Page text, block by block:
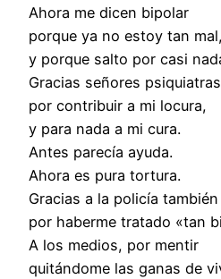
Ahora me dicen bipolar
porque ya no estoy tan mal,
y porque salto por casi
Gracias señores psiquiatras
por contribuir a mi locura,
y para nada a mi cura.
Antes parecía ayuda.
Ahora es pura tortura.
Gracias a la policía también
por haberme tratado «tan
A los medios, por mentir
quitándome las ganas de